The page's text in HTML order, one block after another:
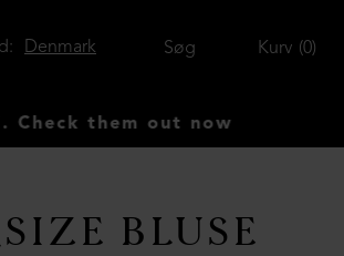
Kurv 0
Søg
Denmark
out now
BLUSE